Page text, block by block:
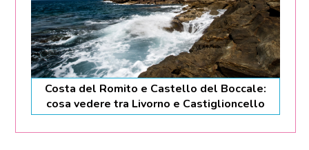
Costa del Romito e Castello del Boccale:
cosa vedere tra Livorno e Castiglioncello